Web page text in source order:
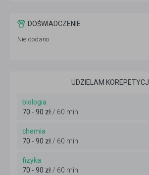
DOŚWIADCZENIE
Nie dodano
UDZIELAM KOREPETYCJI
biologia
70 - 90 zł/ 60 min
chemia
70 - 90 zł/ 60 min
fizyka
70 - 90 zł/ 60 min